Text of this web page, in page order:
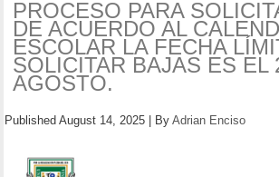
PROCESO PARA
DE ACUERDO AL
ESCOLAR LA FECHA
SOLICITAR BAJAS ES EL
AGOSTO.
Published August 14, 2025 By Adrian Enciso